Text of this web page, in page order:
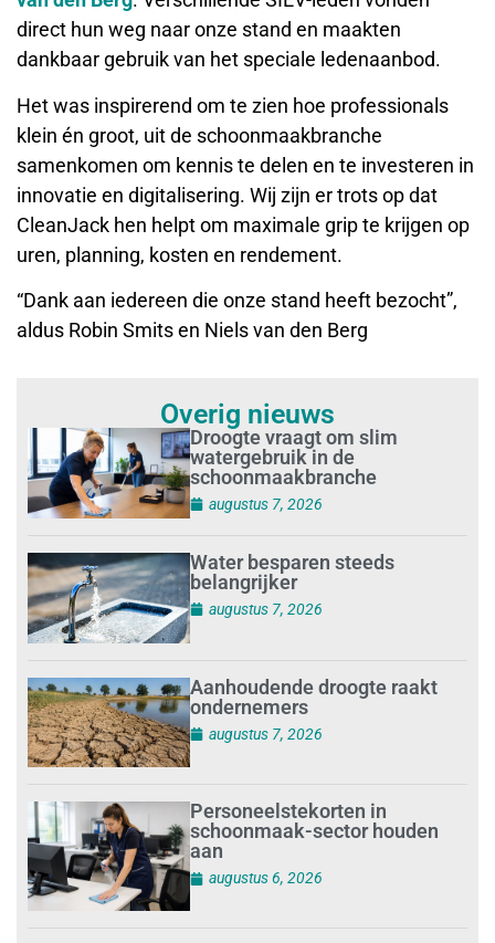
direct hun weg naar onze stand en maakten
dankbaar gebruik van het speciale ledenaanbod.
Het was inspirerend om te zien hoe professionals
klein én groot, uit de schoonmaakbranche
samenkomen om kennis te delen en te investeren in
innovatie en digitalisering. Wij zijn er trots op dat
CleanJack hen helpt om maximale grip te krijgen op
uren, planning, kosten en rendement.
“Dank aan iedereen die onze stand heeft bezocht”,
aldus Robin Smits en Niels van den Berg
Overig nieuws
Droogte vraagt om slim
watergebruik in de
schoonmaakbranche
augustus 7, 2026
Water besparen steeds
belangrijker
augustus 7, 2026
Aanhoudende droogte raakt
ondernemers
augustus 7, 2026
Personeelstekorten in
schoonmaak-sector houden
aan
augustus 6, 2026